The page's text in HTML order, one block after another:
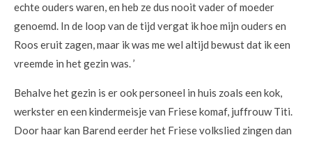
echte ouders waren, en heb ze dus nooit vader of moeder
genoemd. In de loop van de tijd vergat ik hoe mijn ouders en
Roos eruit zagen, maar ik was me wel altijd bewust dat ik een
vreemde in het gezin was. ’
Behalve het gezin is er ook personeel in huis zoals een kok,
werkster en een kindermeisje van Friese komaf, juffrouw Titi.
Door haar kan Barend eerder het Friese volkslied zingen dan